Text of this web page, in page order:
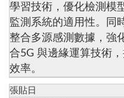
學習技術，優化檢測模
監測系統的適用性。同
整合多源感測數據，強
合5G 與邊緣運算技術
效率。
張貼日